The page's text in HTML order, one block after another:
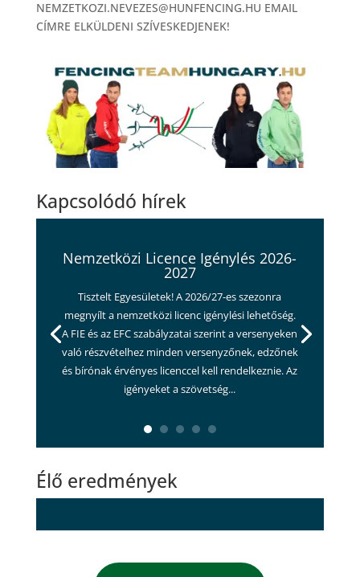
NEMZETKOZI.NEVEZES@HUNFENCING.HU EMAIL
CÍMRE ELKÜLDENI SZÍVESKEDJENEK!
Kapcsolódó hírek
Nemzetközi Licence Igénylés 2026-
2027
Tisztelt Egyesületek! A 2026/27-es szezonra
megnyílt a nemzetközi licenc igénylési lehetőség.
A FIE és az EFC szabályzatai szerint a versenyeken
való részvételhez minden versenyzőnek, edzőnek
és bírónak érvényes licenccel kell rendelkeznie. Az
igényeket a szövetség...
Élő eredmények